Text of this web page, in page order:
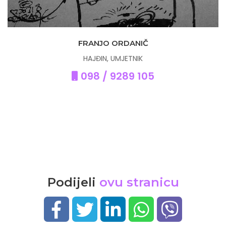
FRANJO ORDANIČ
HAJĐIN, UMJETNIK
098 / 9289 105
Podijeli ovu stranicu